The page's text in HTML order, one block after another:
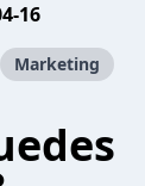
16
Marketing